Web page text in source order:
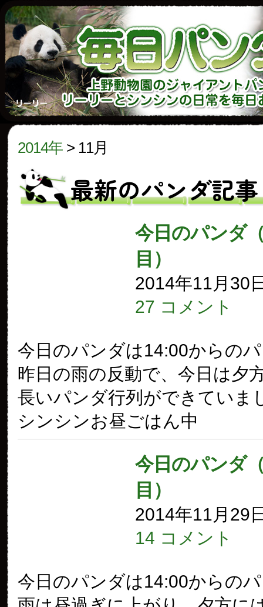
2014年 > 11月
最新のパンダ記事
今日のパンダ
目）
2014年11月30
27 コメント
今日のパンダは14:00からの
昨日の雨の反動で、今日は夕
長いパンダ行列ができていま
シンシンお昼ごはん中
今日のパンダ
目）
2014年11月29
14 コメント
今日のパンダは14:00からの